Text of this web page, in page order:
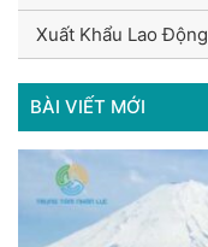
Xuất Khẩu Lao Động
BÀI VIẾT MỚI